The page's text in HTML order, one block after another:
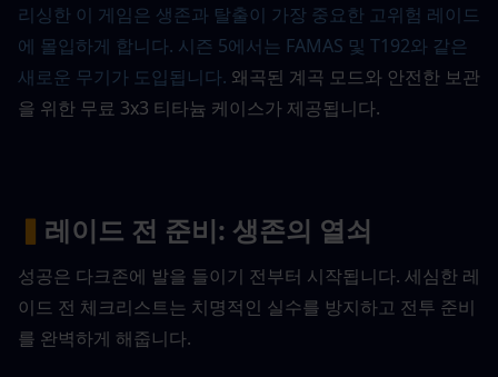
리싱한 이 게임은 생존과 탈출이 가장 중요한 고위험 레이드
에 몰입하게 합니다. 시즌 5에서는 FAMAS 및 T192와 같은
새로운 무기가 도입됩니다. 왜곡된 계곡 모드와 안전한 보관
을 위한 무료 3x3 티타늄 케이스가 제공됩니다.
▍ 레이드 전 준비: 생존의 열쇠
성공은 다크존에 발을 들이기 전부터 시작됩니다. 세심한 레
이드 전 체크리스트는 치명적인 실수를 방지하고 전투 준비
를 완벽하게 해줍니다.